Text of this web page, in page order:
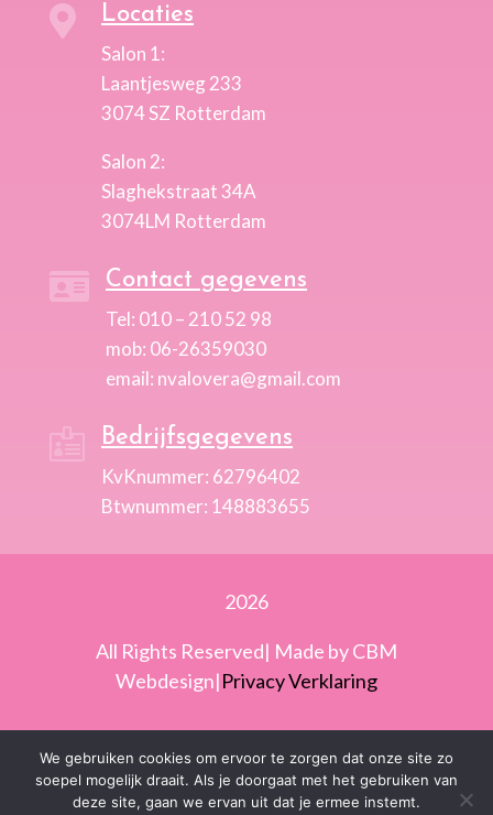
 Locaties
Salon 1:
Laantjesweg 233
3074 SZ Rotterdam
Salon 2:
Slaghekstraat 34A
3074LM Rotterdam
 Contact gegevens
Tel: 010 – 210 52 98
mob: 06-26359030
email: nvalovera@gmail.com
Bedrijfsgegevens
KvKnummer: 62796402
Btwnummer: 148883655
2026
All Rights Reserved| Made by CBM
Webdesign|Privacy Verklaring
We gebruiken cookies om ervoor te zorgen dat onze site zo
soepel mogelijk draait. Als je doorgaat met het gebruiken van
deze site, gaan we ervan uit dat je ermee instemt.